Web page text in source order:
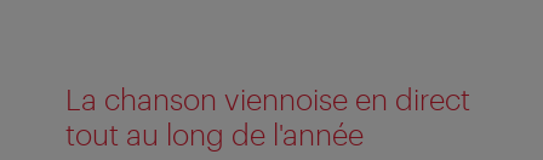
La chanson viennoise en direct
tout au long de l'année